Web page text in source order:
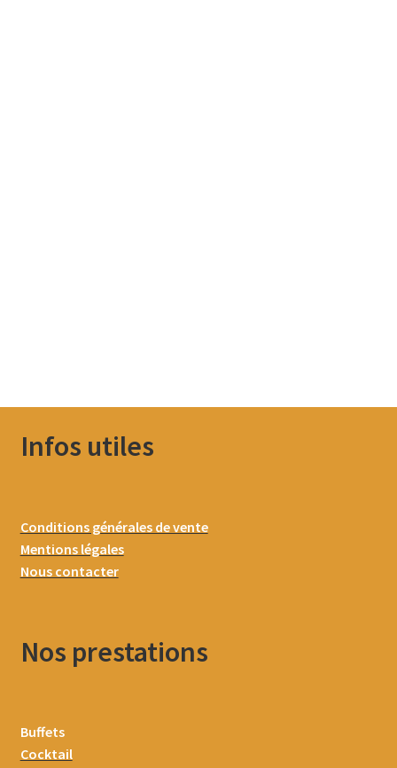
Infos utiles
Conditions générales de vente
Mentions légales
Nous contacter
Nos prestations
Buffets
Cocktail